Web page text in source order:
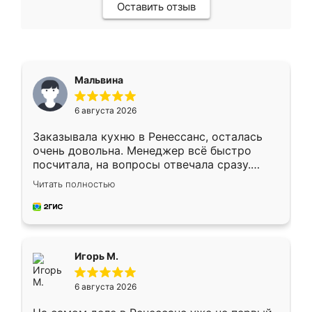
Оставить отзыв
Мальвина
6 августа 2026
Заказывала кухню в Ренессанс, осталась
очень довольна. Менеджер всё быстро
посчитала, на вопросы отвечала сразу.
Замерщик приехал в субботу, подошёл к
делу со всей ответственностью. Собрали
за день, ребята работали аккуратно, даже
Читать полностью
Игорь М.
6 августа 2026